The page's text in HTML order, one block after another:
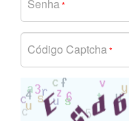
Senha*
Código Captcha*